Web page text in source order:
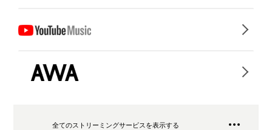
全てのストリーミングサービスを表示する